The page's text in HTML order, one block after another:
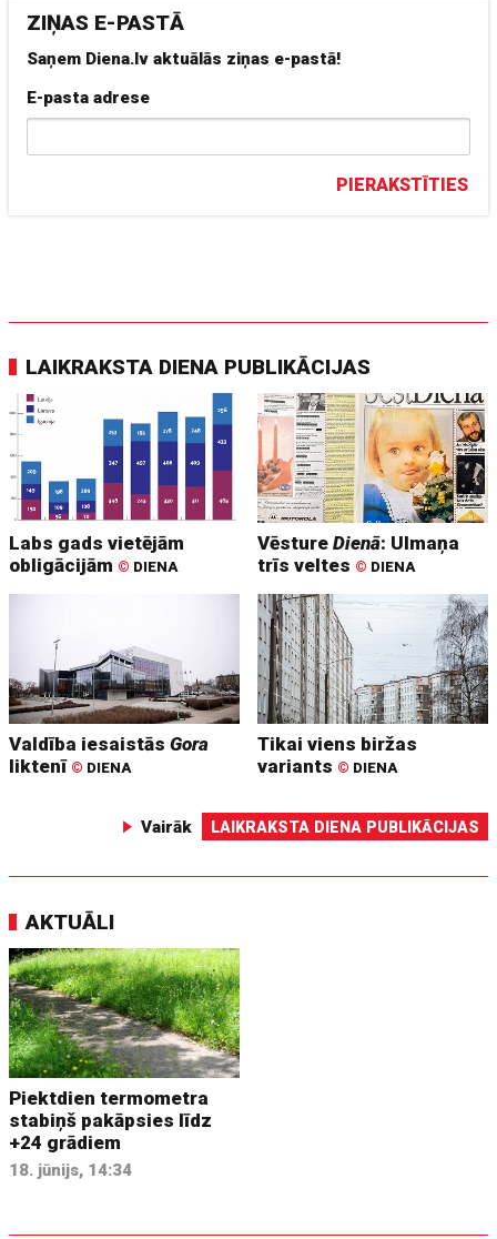
ZIŅAS E-PASTĀ
Saņem Diena.lv aktuālās ziņas e-pastā!
E-pasta adrese
PIERAKSTĪTIES
LAIKRAKSTA DIENA PUBLIKĀCIJAS
Labs gads vietējām
obligācijām © DIENA
VēstureDienā: Ulmaņa
trīs veltes © DIENA
Valdība iesaistāsGora
liktenī © DIENA
Tikai viens biržas
variants © DIENA
Vairāk LAIKRAKSTA DIENA PUBLIKĀCIJAS
AKTUĀLI
Piektdien termometra
stabiņš pakāpsies līdz
+24 grādiem
18. jūnijs, 14:34